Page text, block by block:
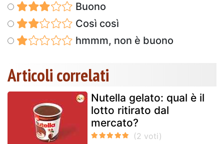
Buono
Così così
hmmm, non è buono
Articoli correlati
Nutella gelato: qual è il
lotto ritirato dal
mercato?